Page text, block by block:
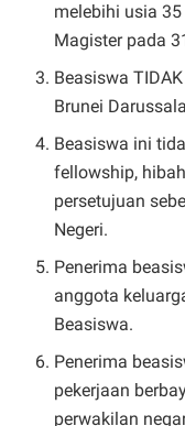
melebihi usia
Magister pada
Beasiswa
Brunei
Beasiswa ini
fellowship,
persetujuan
Negeri.
Penerima
anggota
Beasiswa.
Penerima
pekerjaan
perwakilan